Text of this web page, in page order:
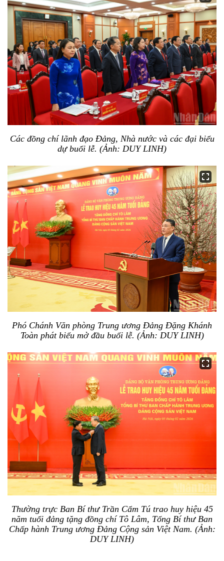
Các đồng chí lãnh đạo Đảng, Nhà nước và các đại biểu
dự buổi lễ. (Ảnh: DUY LINH)
Phó Chánh Văn phòng Trung ương Đảng Đặng Khánh
Toàn phát biểu mở đầu buổi lễ. (Ảnh: DUY LINH)
Thường trực Ban Bí thư Trần Cẩm Tú trao huy hiệu 45
năm tuổi đảng tặng đồng chí Tô Lâm, Tổng Bí thư Ban
Chấp hành Trung ương Đảng Cộng sản Việt Nam. (Ảnh:
DUY LINH)